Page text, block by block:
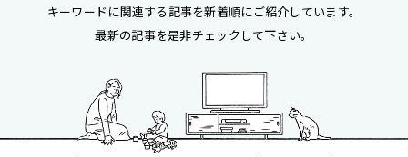
キーワードに関連する記事を新着順にご紹介しています。
最新の記事を是非チェックして下さい。